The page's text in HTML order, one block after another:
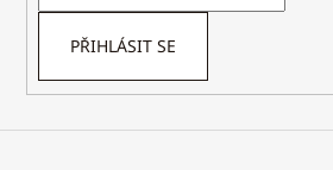
PŘIHLÁSIT SE